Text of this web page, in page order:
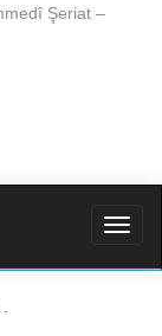
Şeriat –